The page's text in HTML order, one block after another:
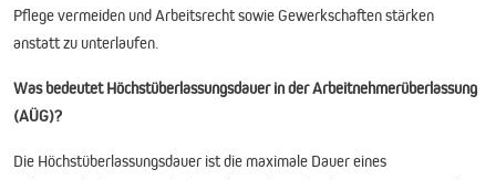
Pflege vermeiden und Arbeitsrecht sowie Gewerkschaften stärken
anstatt zu unterlaufen.
Was bedeutet Höchstüberlassungsdauer in der Arbeitnehmerüberlassung
(AÜG)?
Die Höchstüberlassungsdauer ist die maximale Dauer eines